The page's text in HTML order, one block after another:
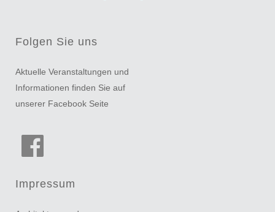
Folgen Sie uns
Aktuelle Veranstaltungen und
Informationen finden Sie auf
unserer Facebook Seite
Impressum